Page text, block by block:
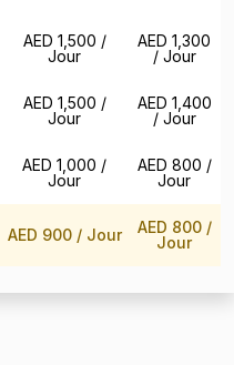
AED 1,500 /
Jour
AED 1,300
/ Jour
AED 1,500 /
Jour
AED 1,400
/ Jour
AED 1,000 /
Jour
AED 800 /
Jour
AED 900/ Jour AED 800 /
Jour